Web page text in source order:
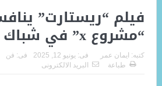
فيلم “ريستارت”
“مشروع x” في شباك التذاكر
كتبه: ايمان عمر فى: يونيو 12, 2025 فى: فن
طباعة
البريد الالكترونى